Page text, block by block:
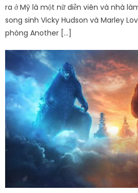
ra ở Mỹ là một nữ diễn viên và nhà
song sinh Vicky Hudson và Marley
phòng Another […]